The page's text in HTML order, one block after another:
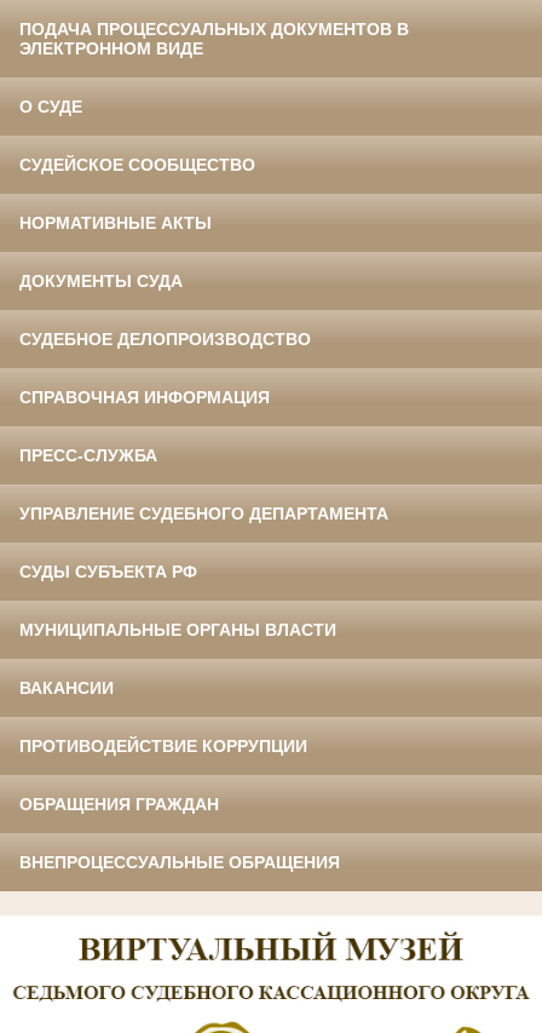
ПОДАЧА ПРОЦЕССУАЛЬНЫХ ДОКУМЕНТОВ В
ЭЛЕКТРОННОМ ВИДЕ
О СУДЕ
СУДЕЙСКОЕ СООБЩЕСТВО
НОРМАТИВНЫЕ АКТЫ
ДОКУМЕНТЫ СУДА
СУДЕБНОЕ ДЕЛОПРОИЗВОДСТВО
СПРАВОЧНАЯ ИНФОРМАЦИЯ
ПРЕСС-СЛУЖБА
УПРАВЛЕНИЕ СУДЕБНОГО ДЕПАРТАМЕНТА
СУДЫ СУБЪЕКТА РФ
МУНИЦИПАЛЬНЫЕ ОРГАНЫ ВЛАСТИ
ВАКАНСИИ
ПРОТИВОДЕЙСТВИЕ КОРРУПЦИИ
ОБРАЩЕНИЯ ГРАЖДАН
ВНЕПРОЦЕССУАЛЬНЫЕ ОБРАЩЕНИЯ